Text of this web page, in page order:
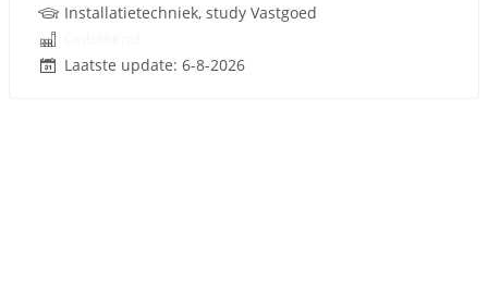
Installatietechniek, study Vastgoed
Laatste update: 6-8-2026